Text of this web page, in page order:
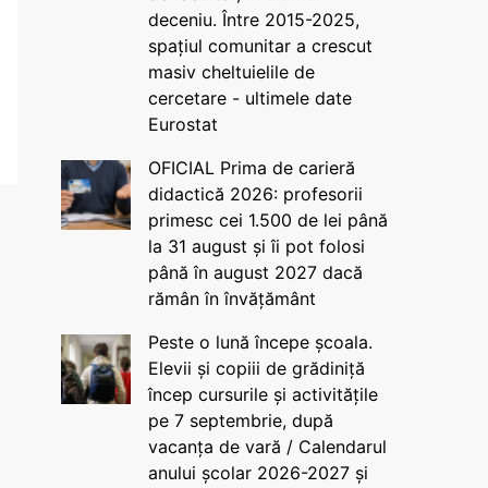
deceniu. Între 2015-2025,
spațiul comunitar a crescut
masiv cheltuielile de
cercetare - ultimele date
Eurostat
OFICIAL Prima de carieră
didactică 2026: profesorii
primesc cei 1.500 de lei până
la 31 august și îi pot folosi
până în august 2027 dacă
rămân în învățământ
Peste o lună începe școala.
Elevii și copiii de grădiniță
încep cursurile și activitățile
pe 7 septembrie, după
vacanța de vară / Calendarul
anului școlar 2026-2027 și